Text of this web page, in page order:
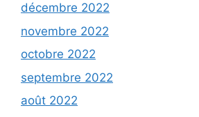
décembre 2022
novembre 2022
octobre 2022
septembre 2022
août 2022